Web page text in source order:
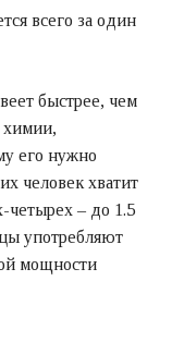
всего за один
быстрее, чем
химии,
его нужно
человек хватит
четырех – до 1.5
употребляют
мощности